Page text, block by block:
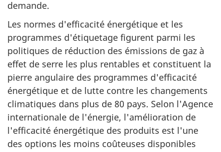
demande.
Les normes d'efficacité énergétique et les
programmes d'étiquetage figurent parmi les
politiques de réduction des émissions de gaz à
effet de serre les plus rentables et constituent la
pierre angulaire des programmes d'efficacité
énergétique et de lutte contre les changements
climatiques dans plus de 80 pays. Selon l'Agence
internationale de l'énergie, l'amélioration de
l'efficacité énergétique des produits est l'une
des options les moins coûteuses disponibles